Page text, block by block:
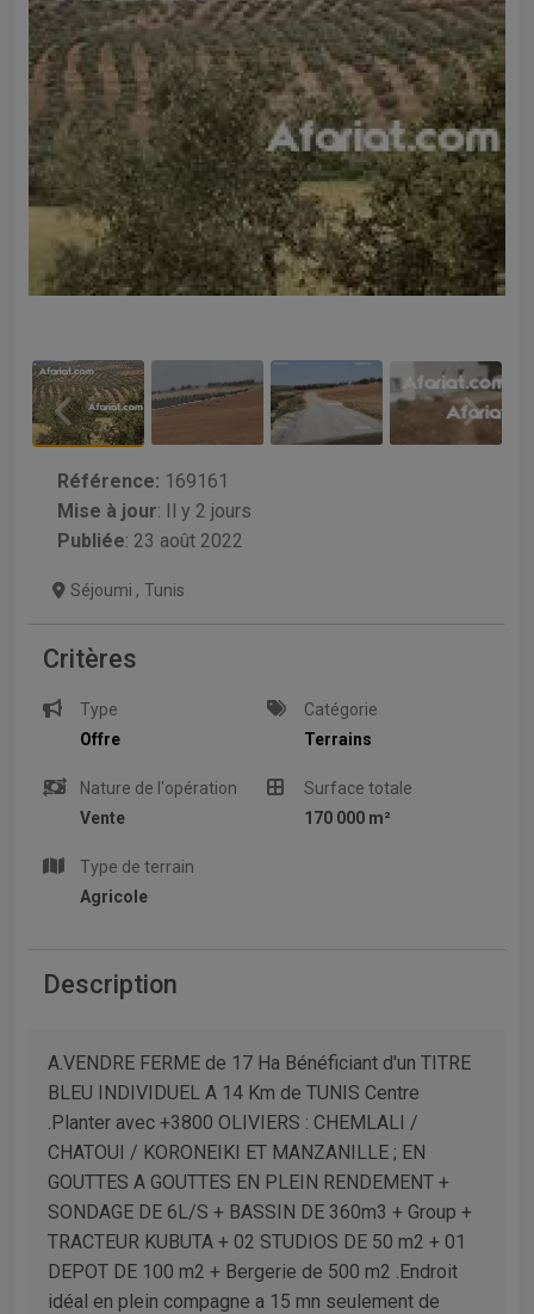
Référence: 169161
Mise à jour: Il y 2 jours
Publiée: 23 août 2022
Séjoumi , Tunis
Critères
Type
Offre
Catégorie
Terrains
Nature de l'opération
Vente
Surface totale
170 000 m²
Type de terrain
Agricole
Description
A.VENDRE FERME de 17 Ha Bénéficiant d'un TITRE
BLEU INDIVIDUEL A 14 Km de TUNIS Centre
.Planter avec +3800 OLIVIERS : CHEMLALI /
CHATOUI / KORONEIKI ET MANZANILLE ; EN
GOUTTES A GOUTTES EN PLEIN RENDEMENT +
SONDAGE DE 6L/S + BASSIN DE 360m3 + Group +
TRACTEUR KUBUTA + 02 STUDIOS DE 50 m2 + 01
DEPOT DE 100 m2 + Bergerie de 500 m2 .Endroit
idéal en plein compagne a 15 mn seulement de